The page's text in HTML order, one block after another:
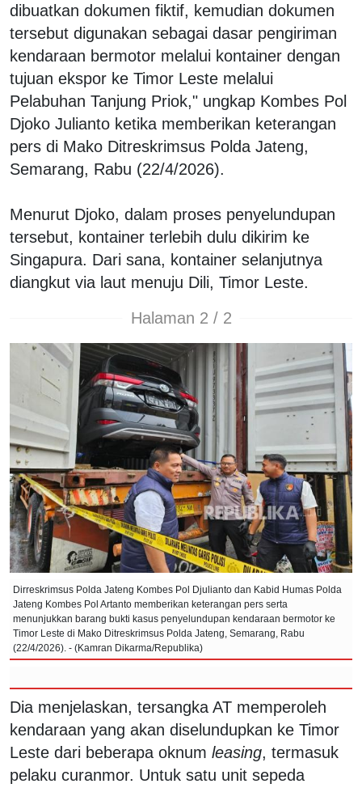
dibuatkan dokumen fiktif, kemudian dokumen
tersebut digunakan sebagai dasar pengiriman
kendaraan bermotor melalui kontainer dengan
tujuan ekspor ke Timor Leste melalui
Pelabuhan Tanjung Priok," ungkap Kombes Pol
Djoko Julianto ketika memberikan keterangan
pers di Mako Ditreskrimsus Polda Jateng,
Semarang, Rabu (22/4/2026).
Menurut Djoko, dalam proses penyelundupan
tersebut, kontainer terlebih dulu dikirim ke
Singapura. Dari sana, kontainer selanjutnya
diangkut via laut menuju Dili, Timor Leste.
Halaman 2 / 2
Dirreskrimsus Polda Jateng Kombes Pol Djulianto dan Kabid Humas Polda
Jateng Kombes Pol Artanto memberikan keterangan pers serta
menunjukkan barang bukti kasus penyelundupan kendaraan bermotor ke
Timor Leste di Mako Ditreskrimsus Polda Jateng, Semarang, Rabu
(22/4/2026). - (Kamran Dikarma/Republika)
Dia menjelaskan, tersangka AT memperoleh
kendaraan yang akan diselundupkan ke Timor
Leste dari beberapa oknum leasing, termasuk
pelaku curanmor. Untuk satu unit sepeda